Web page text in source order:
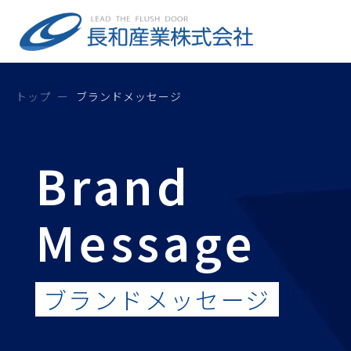
トップ ブランドメッセージ
Brand
Message
ブランドメッセージ